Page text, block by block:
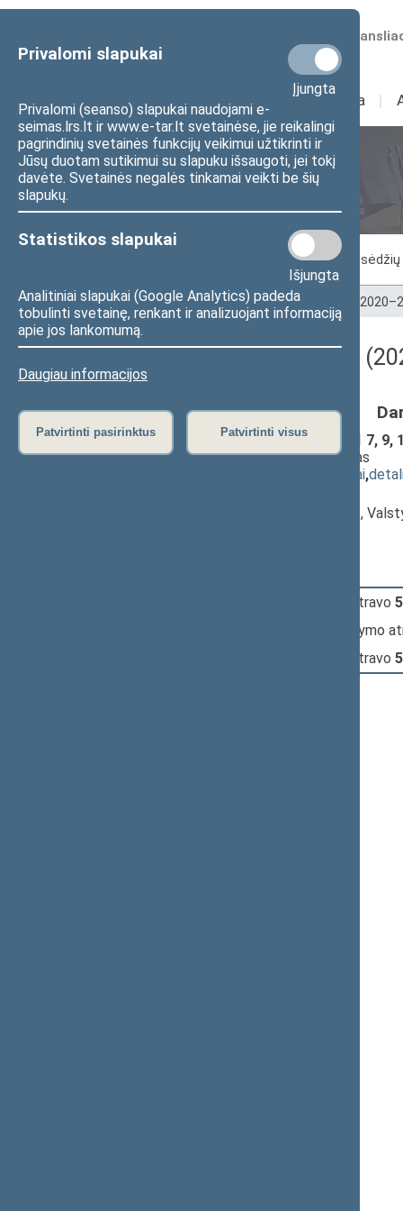
Privalomi slapukai
Įjungta
Privalomi (seanso) slapukai naudojami e-
seimas.lrs.lt ir www.e-tar.lt svetainėse, jie reikalingi
pagrindinių svetainės funkcijų veikimui užtikrinti ir
Jūsų duotam sutikimui su slapuku išsaugoti, jei tokį
davėte. Svetainės negalės tinkamai veikti be šių
slapukų.
Statistikos slapukai
Išjungta
Analitiniai slapukai (Google Analytics) padeda
tobulinti svetainę, renkant ir analizuojant informaciją
apie jos lankomumą.
Daugiau informacijos
Patvirtinti pasirinktus Patvirtinti visus
Numatomos
Sudėtis Veikla I
Seimo posėdžiai
Posėdžiai
Pradžia>Seimo posėdžiai>Kadencijos
Darbotvarkės klausimas
Karo padėties įstatymo Nr. VIII-1721 7,
projektas (Nr. XIVP-1590); svarstymas
susiję dokumentai,
, Komiteto pirmininkas,
(užsiregistravo
dėl pasiūlymo
(užsiregistravo